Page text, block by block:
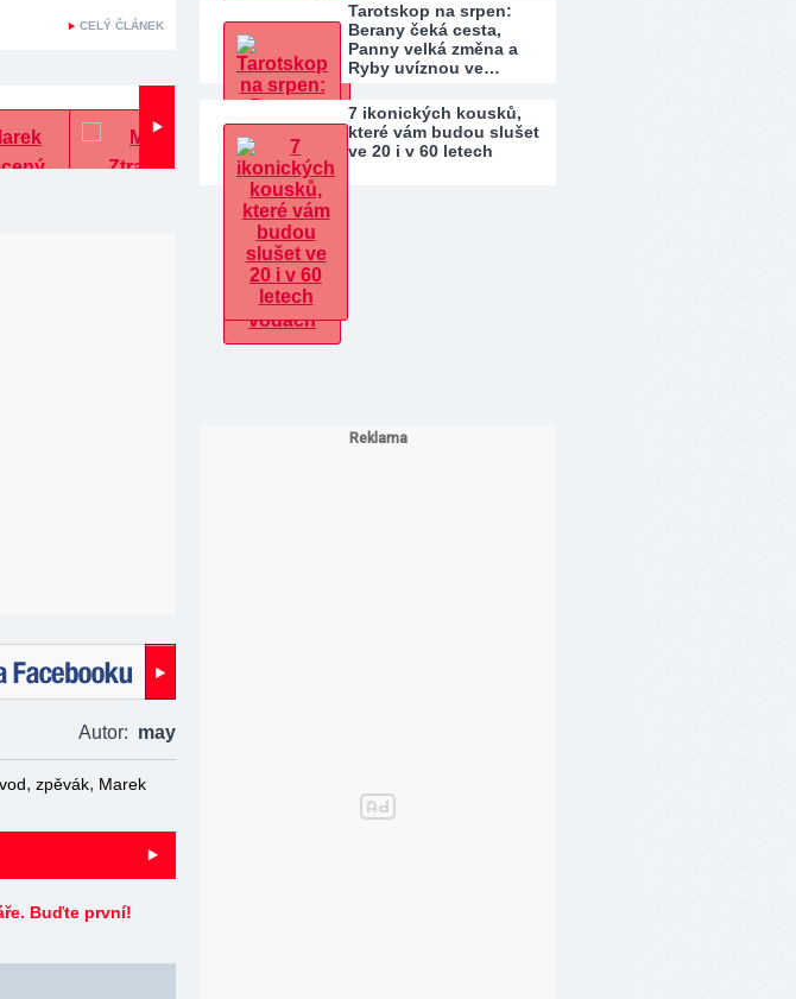
CELÝ ČLÁNEK
Autor: may
, zpěvák, Marek
Buďte první!
Tarotskop na srpen:
Berany čeká cesta,
Panny velká změna a
Ryby uvíznou ve…
7 ikonických kousků,
které vám budou slušet
ve 20 i v 60 letech